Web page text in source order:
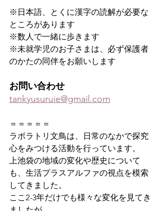
※日本語、とくに漢字の読解が必要な
ところがあります
※数人で一緒に歩きます
※未就学児のお子さまは、必ず保護者
のかたの同伴をお願いします
お問い合わせ
tankyusuruie@gmail.com
＝＝＝＝＝
ラボラトリ文鳥は、日常のなかで探究
心をみつける活動を行っています。
上池袋の地域の変化や歴史について
も、生活プラスアルファの視点を模索
してきました。
ここ2-3年だけでも様々な変化を見てき